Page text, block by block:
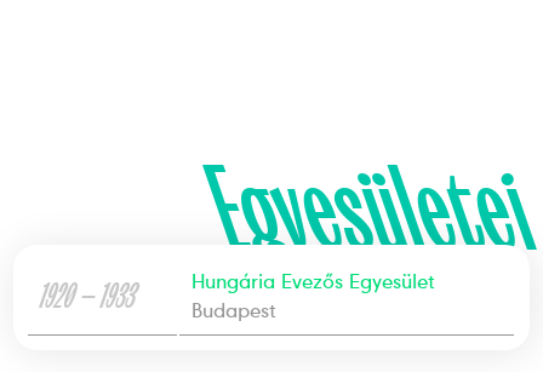
Egyesületei
1920 — 1933
Hungária Evezős Egyesület
Budapest